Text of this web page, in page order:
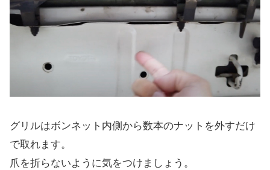
グリルはボンネット内側から数本のナットを外すだけ
で取れます。
爪を折らないように気をつけましょう。